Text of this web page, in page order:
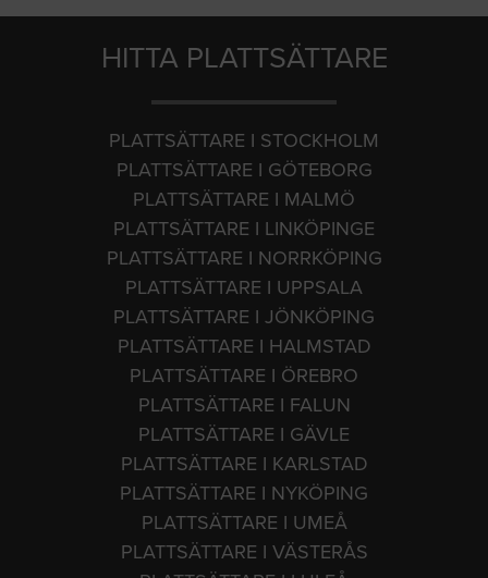
HITTA PLATTSÄTTARE
PLATTSÄTTARE I STOCKHOLM
PLATTSÄTTARE I GÖTEBORG
PLATTSÄTTARE I MALMÖ
PLATTSÄTTARE I LINKÖPINGE
PLATTSÄTTARE I NORRKÖPING
PLATTSÄTTARE I UPPSALA
PLATTSÄTTARE I JÖNKÖPING
PLATTSÄTTARE I HALMSTAD
PLATTSÄTTARE I ÖREBRO
PLATTSÄTTARE I FALUN
PLATTSÄTTARE I GÄVLE
PLATTSÄTTARE I KARLSTAD
PLATTSÄTTARE I NYKÖPING
PLATTSÄTTARE I UMEÅ
PLATTSÄTTARE I VÄSTERÅS